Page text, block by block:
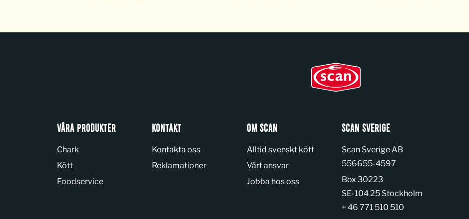
VÅRA PRODUKTER
Chark
Kött
Foodservice
KONTAKT
Kontakta oss
Reklamationer
OM SCAN
Alltid svenskt kött
Vårt ansvar
Jobba hos oss
SCAN SVERIGE
Scan Sverige AB
Organization number:
556655-4597
Box 30223
SE-104 25 Stockholm
+ 46 771 510 510